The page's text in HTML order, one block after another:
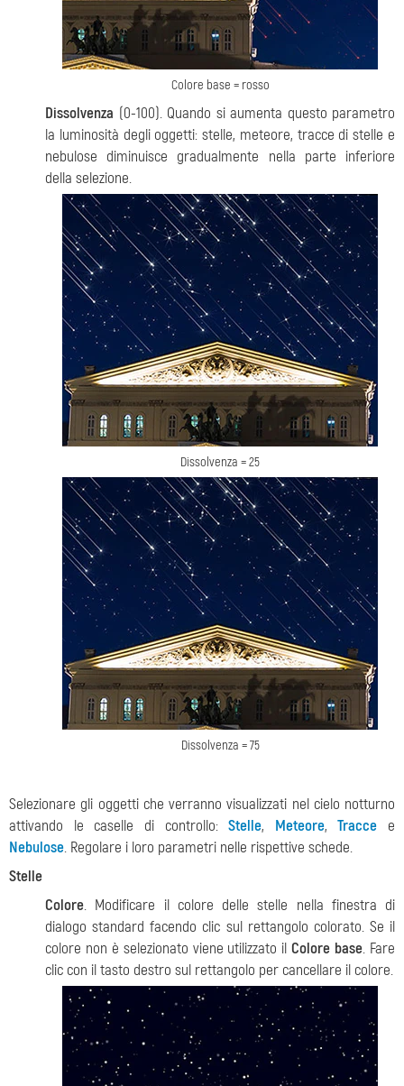
Colore base = rosso
Dissolvenza (0-100). Quando si aumenta questo parametro
la luminosità degli oggetti: stelle, meteore, tracce di stelle e
nebulose diminuisce gradualmente nella parte inferiore
della selezione.
Dissolvenza = 25
Dissolvenza = 75
Selezionare gli oggetti che verranno visualizzati nel cielo notturno
attivando le caselle di controllo:Stelle, Meteore,Tracce e
Nebulose. Regolare i loro parametri nelle rispettive schede.
Stelle
Colore. Modificare il colore delle stelle nella finestra di
dialogo standard facendo clic sul rettangolo colorato. Se il
colore non è selezionato viene utilizzato ilColore base. Fare
clic con il tasto destro sul rettangolo per cancellare il colore.